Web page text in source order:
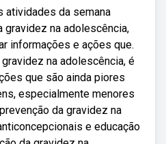
atividades da semana
gravidez na adolescência,
informações e ações que.
na adolescência, é
que são ainda piores
especialmente menores
da gravidez na
e educação